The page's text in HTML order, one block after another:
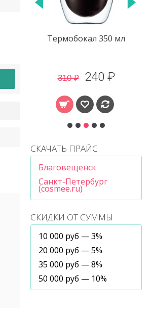
Термобокал 350 мл
310 ₽ 240 ₽
СКАЧАТЬ ПРАЙС
Благовещенск
Санкт-Петербург
(cosmee.ru)
СКИДКИ ОТ СУММЫ
10 000 руб — 3%
20 000 руб — 5%
35 000 руб — 8%
50 000 руб — 10%